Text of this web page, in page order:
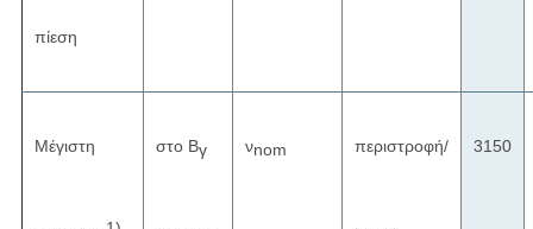
πίεση
Μέγιστη στο Βγ νnom περιστροφή/ 3150